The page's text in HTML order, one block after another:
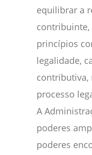
equilibrar a
princípios
legalidade,
contributiva,
processo
A
poderes
poderes